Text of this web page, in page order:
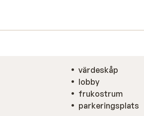
värdeskåp
lobby
frukostrum
parkeringsplats